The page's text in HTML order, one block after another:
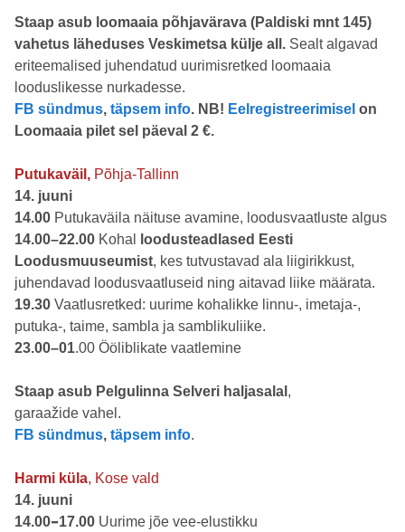
Staap asub loomaaia põhjavärava (Paldiski mnt 145)
vahetus läheduses Veskimetsa külje all. Sealt algavad
eriteemalised juhendatud uurimisretked loomaaia
looduslikesse nurkadesse.
FB sündmus, täpsem info. NB! Eelregistreerimisel on
Loomaaia pilet sel päeval 2 €.
Putukaväil, Põhja-Tallinn
14. juuni
14.00 Putukaväila näituse avamine, loodusvaatluste algus
14.00–22.00 Kohal
loodusteadlased Eesti
Loodusmuuseumist, kes tutvustavad ala liigirikkust,
juhendavad loodusvaatluseid ning aitavad liike määrata.
19.30 Vaatlusretked: uurime kohalikke linnu-, imetaja-,
putuka-, taime, sambla ja samblikuliike.
23.00–01.00 Ööliblikate vaatlemine
Staap asub Pelgulinna Selveri haljasalal ,
garaažide vahel.
FB sündmus, täpsem info.
Harmi küla, Kose vald
14. juuni
14.00–17.00 Uurime jõe vee-elustikku